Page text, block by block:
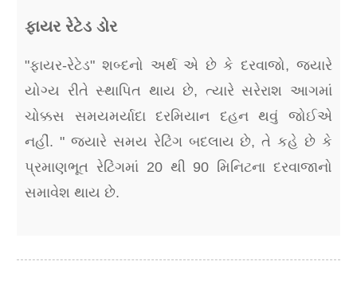
ફાયર રેટેડ ડોર
"ફાયર-રેટેડ" શબ્દનો અર્થ એ છે કે દરવાજો, જ્યારે
યોગ્ય રીતે સ્થાપિત થાય છે, ત્યારે સરેરાશ આગમાં
ચોક્કસ સમયમર્યાદા દરમિયાન દહન થવું જોઈએ
નહીં. " જ્યારે સમય રેટિંગ બદલાય છે, તે કહે છે કે
પ્રમાણભૂત રેટિંગમાં 20 થી 90 મિનિટના દરવાજાનો
સમાવેશ થાય છે.